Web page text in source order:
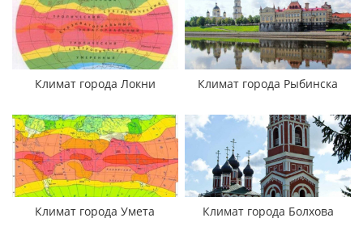
Климат города Локни Климат города Рыбинска
Климат города Умета Климат города Болхова